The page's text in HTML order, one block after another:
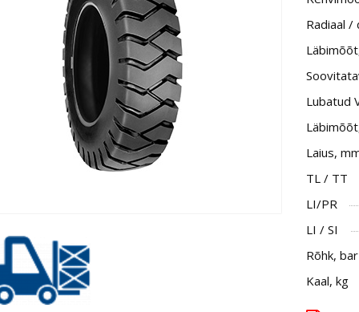
Radiaal /
Lubatud
Laius,
TL / TT
LI/PR
LI / SI
Rõhk, bar
Kaal, kg